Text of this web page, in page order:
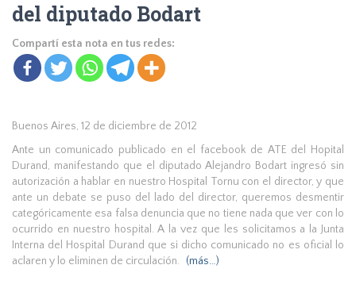
del diputado Bodart
Compartí esta nota en tus redes:
Buenos Aires, 12 de diciembre de 2012
Ante un comunicado publicado en el facebook de ATE del Hopital
Durand, manifestando que el diputado Alejandro Bodart ingresó sin
autorización a hablar en nuestro Hospital Tornu con el director, y que
ante un debate se puso del lado del director, queremos desmentir
categóricamente esa falsa denuncia que no tiene nada que ver con lo
ocurrido en nuestro hospital. A la vez que les solicitamos a la Junta
Interna del Hospital Durand que si dicho comunicado no es oficial lo
aclaren y lo eliminen de circulación.
(más…)